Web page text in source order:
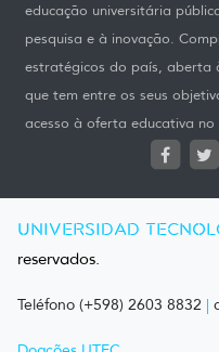
educação universitária
pesquisa e à inovação.
estratégicos do país, aberta
que tem entre os seus
acesso à oferta educativa
UNIVERSIDAD
reservados.
Teléfono (+598) 2603 8832 |